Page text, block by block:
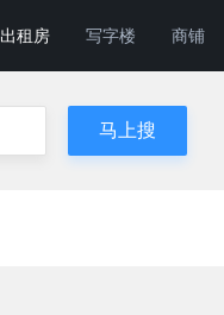
出租房 写字楼 商铺